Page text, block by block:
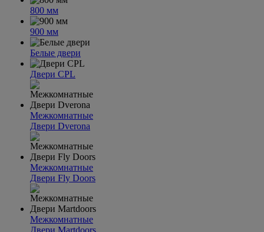
800 мм
900 мм
Белые двери
Двери CPL
Межкомнатные
Двери Dverona
Межкомнатные
Двери Fly Doors
Межкомнатные
Двери Martdoors